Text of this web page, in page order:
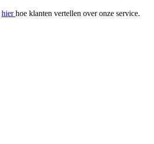
hierhoe klanten vertellen over onze service.